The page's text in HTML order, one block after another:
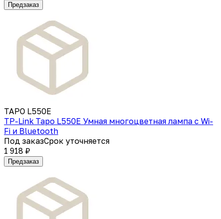
Предзаказ
TAPO L550E
TP-Link Tapo L550E Умная многоцветная лампа с Wi-
Fi и Bluetooth
Под заказСрок уточняется
1 918 ₽
Предзаказ